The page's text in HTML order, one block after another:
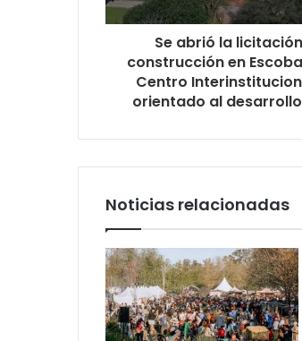
Se abrió la
construcción en
Centro
orientado al
Noticias relacionadas